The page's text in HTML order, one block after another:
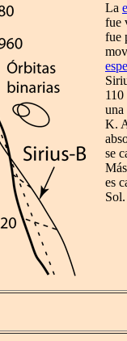
La
fue
fue
una
K.
se
es
Sol.